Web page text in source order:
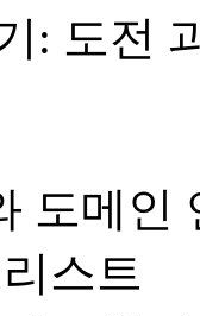
: 도전
도메인
스트